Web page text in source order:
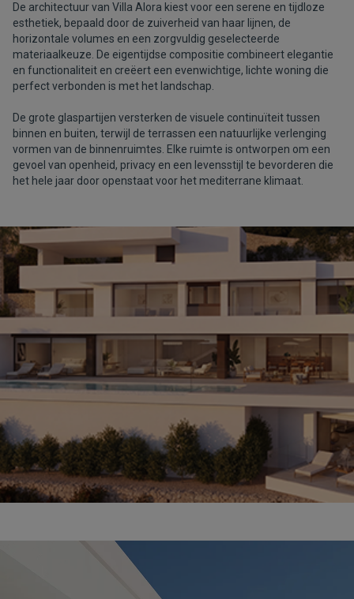
De architectuur van Villa Alora kiest voor een serene en tijdloze
esthetiek, bepaald door de zuiverheid van haar lijnen, de
horizontale volumes en een zorgvuldig geselecteerde
materiaalkeuze. De eigentijdse compositie combineert elegantie
en functionaliteit en creëert een evenwichtige, lichte woning die
perfect verbonden is met het landschap.
De grote glaspartijen versterken de visuele continuïteit tussen
binnen en buiten, terwijl de terrassen een natuurlijke verlenging
vormen van de binnenruimtes. Elke ruimte is ontworpen om een
gevoel van openheid, privacy en een levensstijl te bevorderen die
het hele jaar door openstaat voor het mediterrane klimaat.